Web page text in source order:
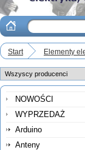
Start Elementy
NOWOŚCI
WYPRZEDAŻ
Arduino
Anteny